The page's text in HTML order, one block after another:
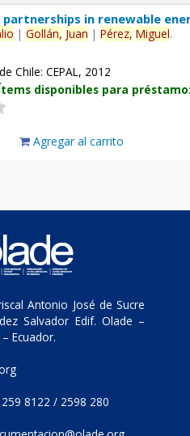
in renewable
|Gollán, Juan |Pérez, Miguel.
Chile: CEPAL, 2012
disponibles para
Agregar al carrito
Antonio José de Sucre
Salvador Edif. Olade –
Ecuador.
8122 / 2598 280